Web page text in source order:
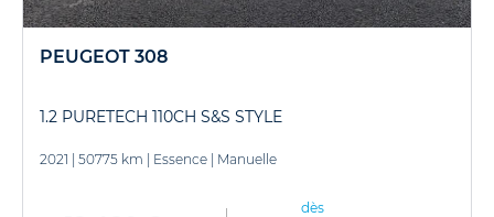
PEUGEOT 308
1.2 PURETECH 110CH S&S STYLE
2021 50775 km Essence Manuelle
dès